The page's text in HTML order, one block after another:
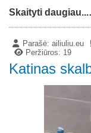
Skaityti
Parašė:ailiuliu.eu
Peržiūros: 19
Katinas